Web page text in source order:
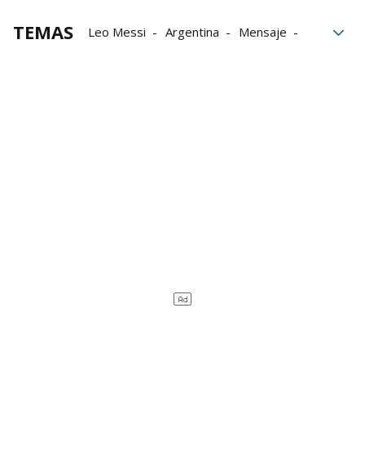
TEMAS Leo Messi Argentina
Mensaje